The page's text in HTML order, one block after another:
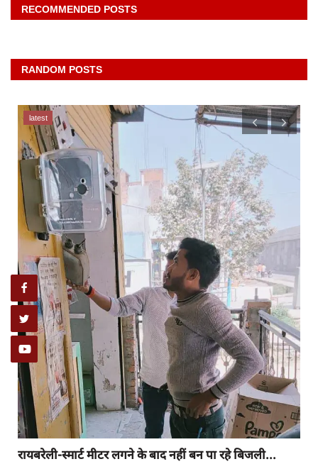
RECOMMENDED POSTS
RANDOM POSTS
latest
रायबरेली-स्मार्ट मीटर लगने के बाद नहीं बन पा रहे बिजली...